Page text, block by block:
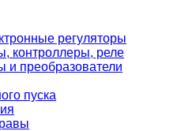
регуляторы
контроллеры, реле
и преобразователи
пуска